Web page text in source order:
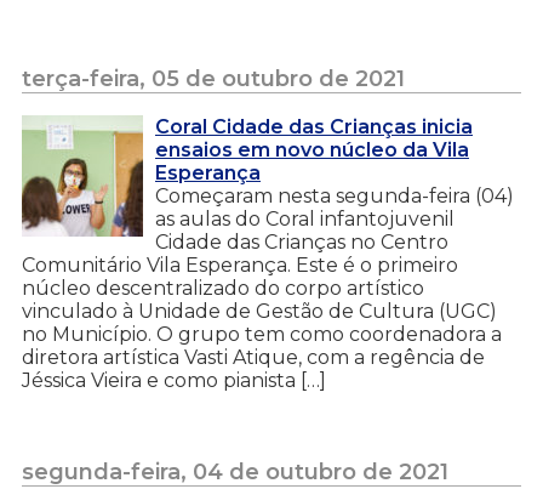
terça-feira, 05 de outubro de 2021
Coral Cidade das Crianças inicia
ensaios em novo núcleo da Vila
Esperança
Começaram nesta segunda-feira (04)
as aulas do Coral infantojuvenil
Cidade das Crianças no Centro
Comunitário Vila Esperança. Este é o primeiro
núcleo descentralizado do corpo artístico
vinculado à Unidade de Gestão de Cultura (UGC)
no Município. O grupo tem como coordenadora a
diretora artística Vasti Atique, com a regência de
Jéssica Vieira e como pianista […]
segunda-feira, 04 de outubro de 2021